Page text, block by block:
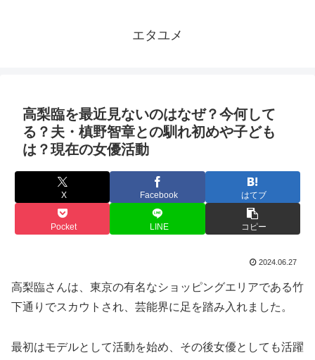
エタユメ
高梨臨を最近見ないのはなぜ？今何して
る？夫・槙野智章との馴れ初めや子ども
は？現在の女優活動
X Facebook はてブ
Pocket LINE コピー
2024.06.27
高梨臨さんは、東京の有名なショッピングエリアである竹
下通りでスカウトされ、芸能界に足を踏み入れました。
最初はモデルとして活動を始め、その後女優としても活躍